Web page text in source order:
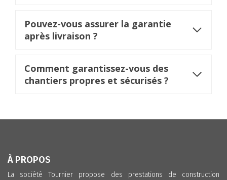
Pouvez-vous assurer la garantie
après livraison ?
Comment garantissez-vous des
chantiers propres et sécurisés ?
À PROPOS
La société Tournier propose des prestations de construction